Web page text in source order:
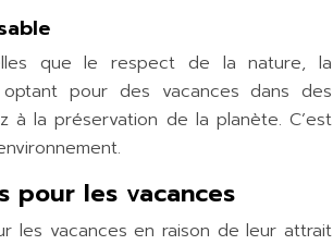
que le respect de la nature, la
pour des vacances dans des
à la préservation de la planète. C’est
pour les vacances
les vacances en raison de leur attrait